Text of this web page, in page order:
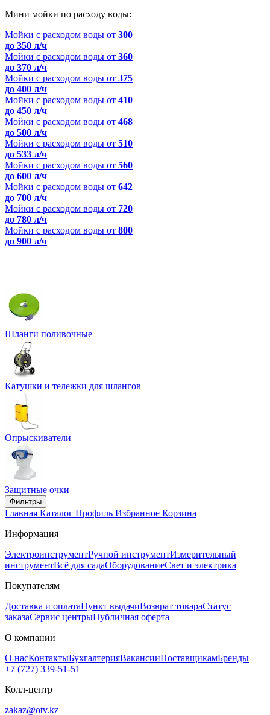
Мини мойки по расходу воды:
Мойки с расходом воды от 300
до 350 л/ч
Мойки с расходом воды от 360
до 370 л/ч
Мойки с расходом воды от 375
до 400 л/ч
Мойки с расходом воды от 410
до 450 л/ч
Мойки с расходом воды от 468
до 500 л/ч
Мойки с расходом воды от 510
до 533 л/ч
Мойки с расходом воды от 560
до 600 л/ч
Мойки с расходом воды от 642
до 700 л/ч
Мойки с расходом воды от 720
до 780 л/ч
Мойки с расходом воды от 800
до 900 л/ч
Шланги поливочные
Катушки и тележки для шлангов
Опрыскиватели
Защитные очки
Фильтры
Главная Каталог Профиль Избранное Корзина
Информация
ЭлектроинструментРучной инструментИзмерительный
инструментВсё для садаОборудованиеСвет и электрика
Покупателям
Доставка и оплатаПункт выдачиВозврат товараСтатус
заказаСервис центрыПубличная оферта
О компании
О насКонтактыБухгалтерияВакансииПоставщикамБренды
+7 (727) 339-51-51
Колл-центр
zakaz@otv.kz